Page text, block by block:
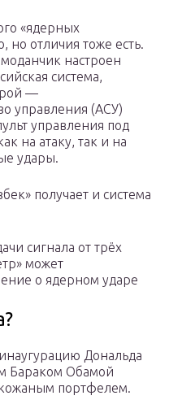
«ядерных
но отличия тоже есть.
настроен
система,
—
управления (АСУ)
управления под
на атаку, так и на
удары.
получает и система
сигнала от трёх
может
о ядерном ударе
Дональда
Бараком Обамой
портфелем.